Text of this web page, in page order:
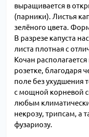
выращивается в
(парники). Листья
зелёного цвета.
В разрезе капуста
листа плотная с
Кочан
розетке, благодаря
поле без ухудшения
с мощной корневой
любым
некрозу, трипсам, а
фузариозу.